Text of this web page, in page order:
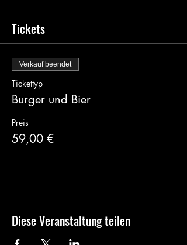
Tickets
Verkauf beendet
Tickettyp
Burger und Bier
Preis
59,00 €
Diese Veranstaltung teilen